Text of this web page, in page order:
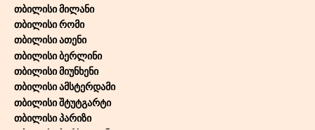
თბილისი მილანი
თბილისი რომი
თბილისი ათენი
თბილისი ბერლინი
თბილისი მიუნხენი
თბილისი ამსტერდამი
თბილისი შტუტგარტი
თბილისი პარიზი